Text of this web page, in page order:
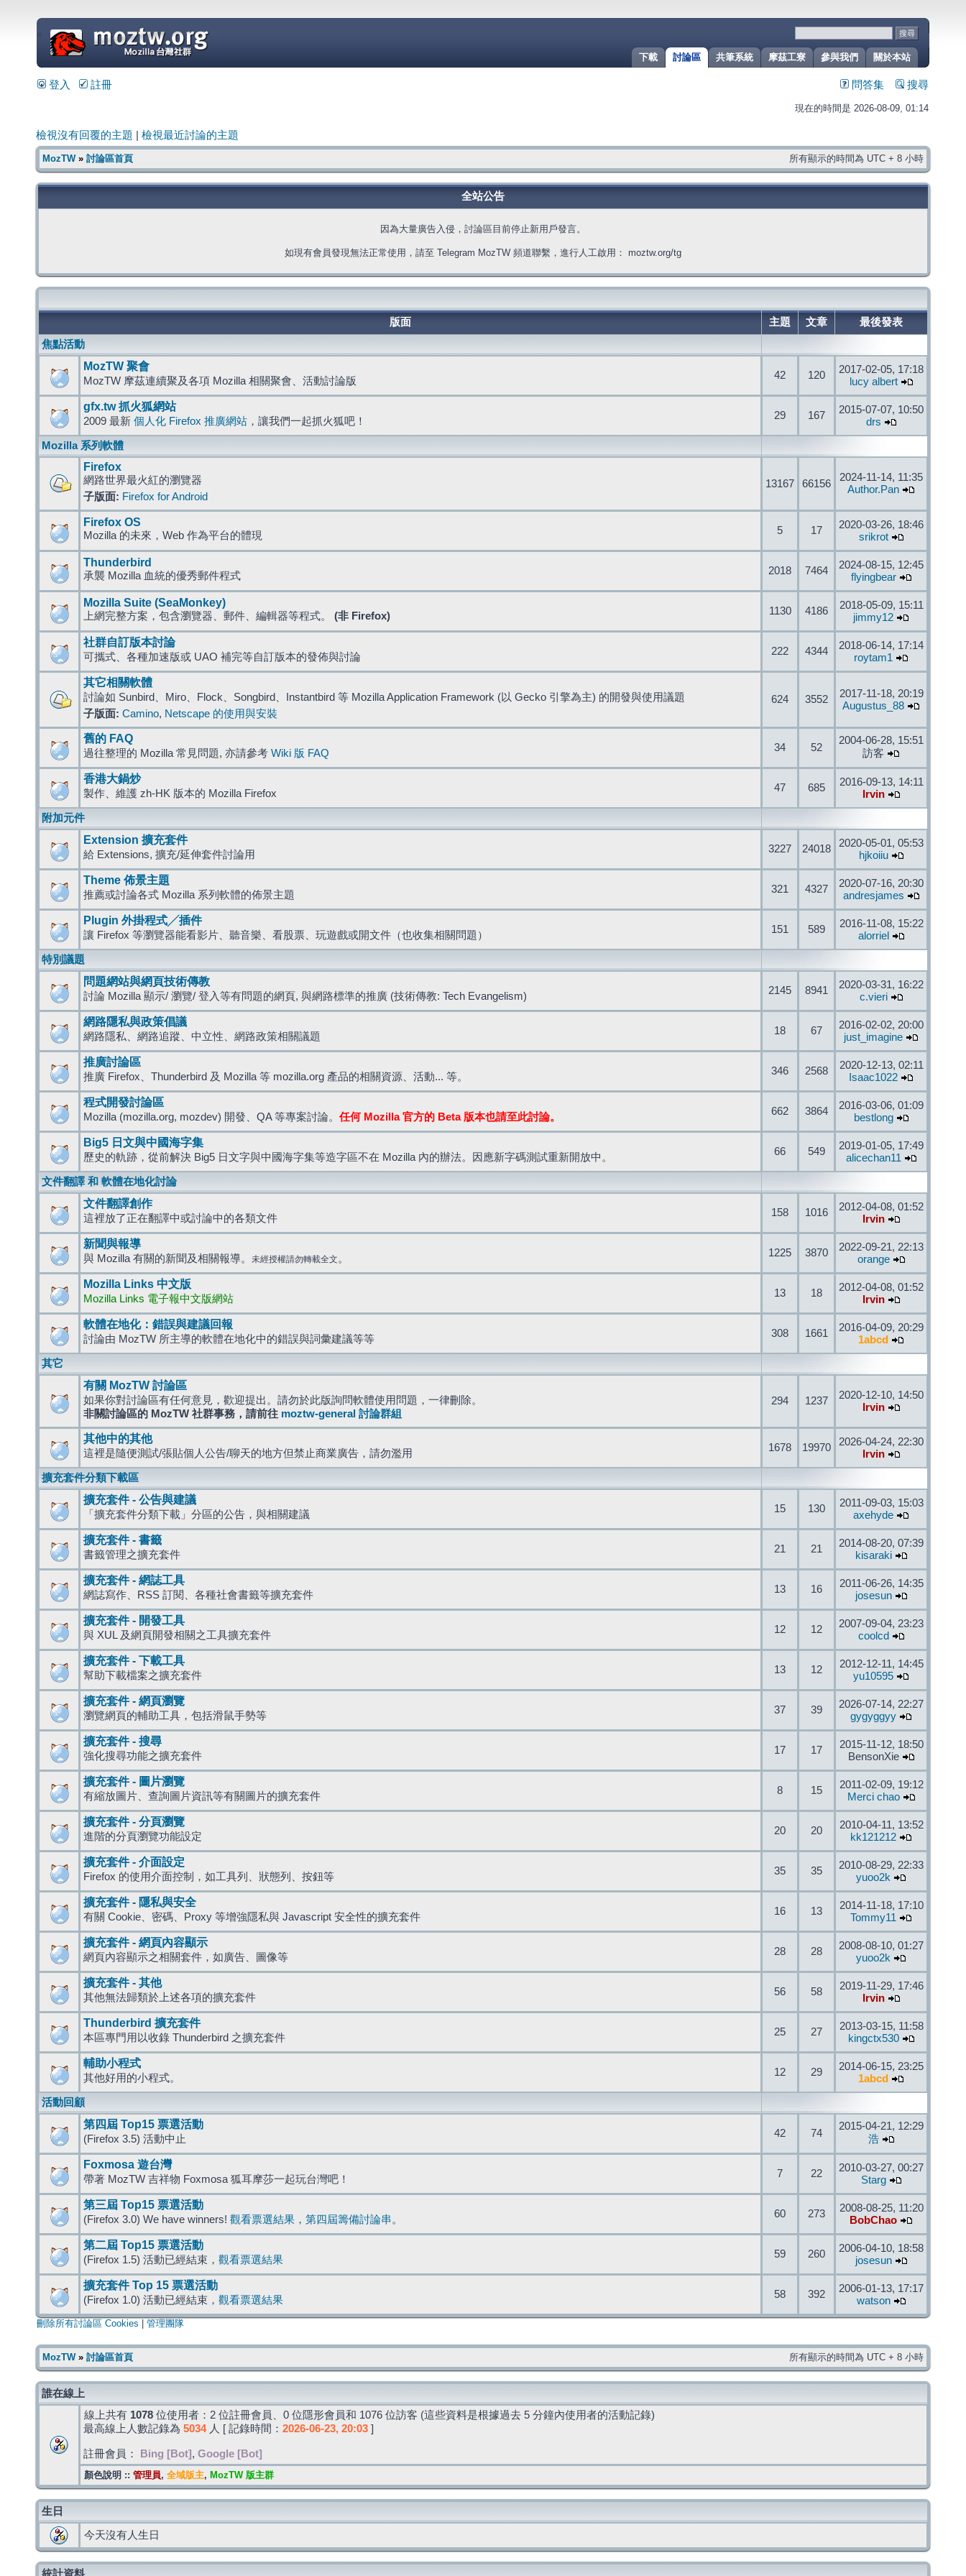
關於本站
參與我們
摩茲工寮
共筆系統
討論區
下載
=
登入 註冊 問答集 搜尋
現在的時間是 2026-08-09, 01:14
檢視沒有回覆的主題 檢視最近討論的主題
MozTW» 討論區首頁 所有顯示的時間為 UTC + 8 小時
全站公告
因為大量廣告入侵，討論區目前停止新用戶發言。
如現有會員發現無法正常使用，請至 Telegram MozTW 頻道聯繫，進行人工啟用： moztw.org/tg
版面 主題 文章
最後發表
焦點活動
MozTW 聚會
MozTW 摩茲連續聚及各項 Mozilla 相關聚會、活動討論版 42 120
2017-02-05, 17:18
lucy albert
gfx.tw 抓火狐網站
2009 最新 個人化 Firefox 推廣網站 ，讓我們一起抓火狐吧！ 29 167
2015-07-07, 10:50
drs
Mozilla 系列軟體
Firefox
網路世界最火紅的瀏覽器
子版面: Firefox for Android
13167 66156
2024-11-14, 11:35
Author.Pan
Firefox OS
Mozilla 的未來，Web 作為平台的體現 5 17
2020-03-26, 18:46
srikrot
Thunderbird
承襲 Mozilla 血統的優秀郵件程式 2018 7464
2024-08-15, 12:45
flyingbear
Mozilla Suite (SeaMonkey)
上網完整方案，包含瀏覽器、郵件、編輯器等程式。 (非 Firefox) 1130 4186
2018-05-09, 15:11
jimmy12
社群自訂版本討論
可攜式、各種加速版或 UAO 補完等自訂版本的發佈與討論 222 4344
2018-06-14, 17:14
roytam1
其它相關軟體
討論如 Sunbird、Miro、Flock、Songbird、Instantbird 等 Mozilla Application Framework (以 Gecko 引擎為主) 的開發與使用議題
子版面: Camino, Netscape 的使用與安裝
624 3552
2017-11-18, 20:19
Augustus_88
舊的 FAQ
過往整理的 Mozilla 常見問題, 亦請參考 Wiki 版 FAQ 34 52
2004-06-28, 15:51
訪客
香港大鍋炒
製作、維護 zh-HK 版本的 Mozilla Firefox 47 685
2016-09-13, 14:11
Irvin
附加元件
Extension 擴充套件
給 Extensions, 擴充/延伸套件討論用 3227 24018
2020-05-01, 05:53
hjkoiiu
Theme 佈景主題
推薦或討論各式 Mozilla 系列軟體的佈景主題 321 4327
2020-07-16, 20:30
andresjames
Plugin 外掛程式╱插件
讓 Firefox 等瀏覽器能看影片、聽音樂、看股票、玩遊戲或開文件（也收集相關問題） 151 589
2016-11-08, 15:22
alorriel
特別議題
問題網站與網頁技術傳教
討論 Mozilla 顯示/ 瀏覽/ 登入等有問題的網頁, 與網路標準的推廣 (技術傳教: Tech Evangelism) 2145 8941
2020-03-31, 16:22
c.vieri
網路隱私與政策倡議
網路隱私、網路追蹤、中立性、網路政策相關議題 18 67
2016-02-02, 20:00
just_imagine
推廣討論區
推廣 Firefox、Thunderbird 及 Mozilla 等 mozilla.org 產品的相關資源、活動... 等。 346 2568
2020-12-13, 02:11
Isaac1022
程式開發討論區
Mozilla (mozilla.org, mozdev) 開發、QA 等專案討論。 任何 Mozilla 官方的 Beta 版本也請至此討論。 662 3864
2016-03-06, 01:09
bestlong
Big5 日文與中國海字集
歷史的軌跡，從前解決 Big5 日文字與中國海字集等造字區不在 Mozilla 內的辦法。因應新字碼測試重新開放中。 66 549
2019-01-05, 17:49
alicechan11
文件翻譯 和 軟體在地化討論
文件翻譯創作
這裡放了正在翻譯中或討論中的各類文件 158 1016
2012-04-08, 01:52
Irvin
新聞與報導
與 Mozilla 有關的新聞及相關報導。 未經授權請勿轉載全文 。 1225 3870
2022-09-21, 22:13
orange
Mozilla Links 中文版
Mozilla Links 電子報中文版網站 13 18
2012-04-08, 01:52
Irvin
軟體在地化：錯誤與建議回報
討論由 MozTW 所主導的軟體在地化中的錯誤與詞彙建議等等 308 1661
2016-04-09, 20:29
1abcd
其它
有關 MozTW 討論區
如果你對討論區有任何意見，歡迎提出。請勿於此版詢問軟體使用問題，一律刪除。
非關討論區的 MozTW 社群事務，請前往 moztw-general 討論群組
294 1237
2020-12-10, 14:50
Irvin
其他中的其他
這裡是隨便測試/張貼個人公告/聊天的地方但禁止商業廣告，請勿濫用 1678 19970
2026-04-24, 22:30
Irvin
擴充套件分類下載區
擴充套件 - 公告與建議
「擴充套件分類下載」分區的公告，與相關建議 15 130
2011-09-03, 15:03
axehyde
擴充套件 - 書籤
書籤管理之擴充套件 21 21
2014-08-20, 07:39
kisaraki
擴充套件 - 網誌工具
網誌寫作、RSS 訂閱、各種社會書籤等擴充套件 13 16
2011-06-26, 14:35
josesun
擴充套件 - 開發工具
與 XUL 及網頁開發相關之工具擴充套件 12 12
2007-09-04, 23:23
coolcd
擴充套件 - 下載工具
幫助下載檔案之擴充套件 13 12
2012-12-11, 14:45
yu10595
擴充套件 - 網頁瀏覽
瀏覽網頁的輔助工具，包括滑鼠手勢等 37 39
2026-07-14, 22:27
gygyggyy
擴充套件 - 搜尋
強化搜尋功能之擴充套件 17 17
2015-11-12, 18:50
BensonXie
擴充套件 - 圖片瀏覽
有縮放圖片、查詢圖片資訊等有關圖片的擴充套件 8 15
2011-02-09, 19:12
Merci chao
擴充套件 - 分頁瀏覽
進階的分頁瀏覽功能設定 20 20
2010-04-11, 13:52
kk121212
擴充套件 - 介面設定
Firefox 的使用介面控制，如工具列、狀態列、按鈕等 35 35
2010-08-29, 22:33
yuoo2k
擴充套件 - 隱私與安全
有關 Cookie、密碼、Proxy 等增強隱私與 Javascript 安全性的擴充套件 16 13
2014-11-18, 17:10
Tommy11
擴充套件 - 網頁內容顯示
網頁內容顯示之相關套件，如廣告、圖像等 28 28
2008-08-10, 01:27
yuoo2k
擴充套件 - 其他
其他無法歸類於上述各項的擴充套件 56 58
2019-11-29, 17:46
Irvin
Thunderbird 擴充套件
本區專門用以收錄 Thunderbird 之擴充套件 25 27
2013-03-15, 11:58
kingctx530
輔助小程式
其他好用的小程式。 12 29
2014-06-15, 23:25
1abcd
活動回顧
第四屆 Top15 票選活動
(Firefox 3.5) 活動中止 42 74
2015-04-21, 12:29
浩
Foxmosa 遊台灣
帶著 MozTW 吉祥物 Foxmosa 狐耳摩莎一起玩台灣吧！ 7 22
2010-03-27, 00:27
Starg
第三屆 Top15 票選活動
(Firefox 3.0) We have winners! 觀看票選結果 ， 第四屆籌備討論串 。 60 273
2008-08-25, 11:20
BobChao
第二屆 Top15 票選活動
(Firefox 1.5) 活動已經結束， 觀看票選結果 59 260
2006-04-10, 18:58
josesun
擴充套件 Top 15 票選活動
(Firefox 1.0) 活動已經結束， 觀看票選結果 58 392
2006-01-13, 17:17
watson
刪除所有討論區 Cookies 管理團隊
MozTW» 討論區首頁 所有顯示的時間為 UTC + 8 小時
誰在線上
線上共有 1078 位使用者：2 位註冊會員、0 位隱形會員和 1076 位訪客 (這些資料是根據過去 5 分鐘內使用者的活動記錄)
最高線上人數記錄為 5034人 [ 記錄時間： 2026-06-23, 20:03 ]
註冊會員： Bing [Bot] , Google [Bot]
顏色說明 :: 管理員, 全域版主, MozTW 版主群
生日
今天沒有人生日